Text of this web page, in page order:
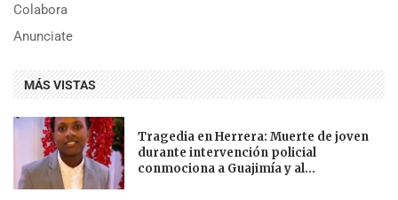
Colabora
Anunciate
MÁS VISTAS
Tragedia en Herrera: Muerte de joven
durante intervención policial
conmociona a Guajimía y al...